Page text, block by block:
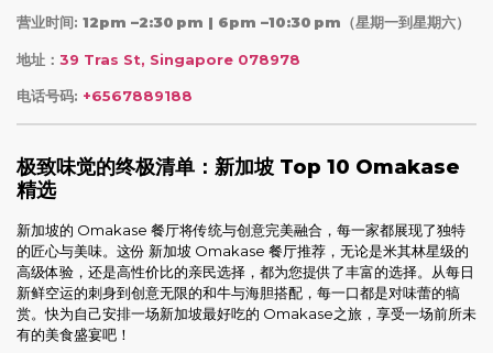
营业时间: 12pm –2:30 pm | 6pm –10:30 pm （星期一到星期六）
地址： 39 Tras St, Singapore 078978
电话号码: +6567889188
极致味觉的终极清单：新加坡 Top 10 Omakase
精选
新加坡的 Omakase 餐厅将传统与创意完美融合，每一家都展现了独特
的匠心与美味。这份 新加坡 Omakase 餐厅推荐，无论是米其林星级的
高级体验，还是高性价比的亲民选择，都为您提供了丰富的选择。从每日
新鲜空运的刺身到创意无限的和牛与海胆搭配，每一口都是对味蕾的犒
赏。快为自己安排一场新加坡最好吃的 Omakase之旅，享受一场前所未
有的美食盛宴吧！